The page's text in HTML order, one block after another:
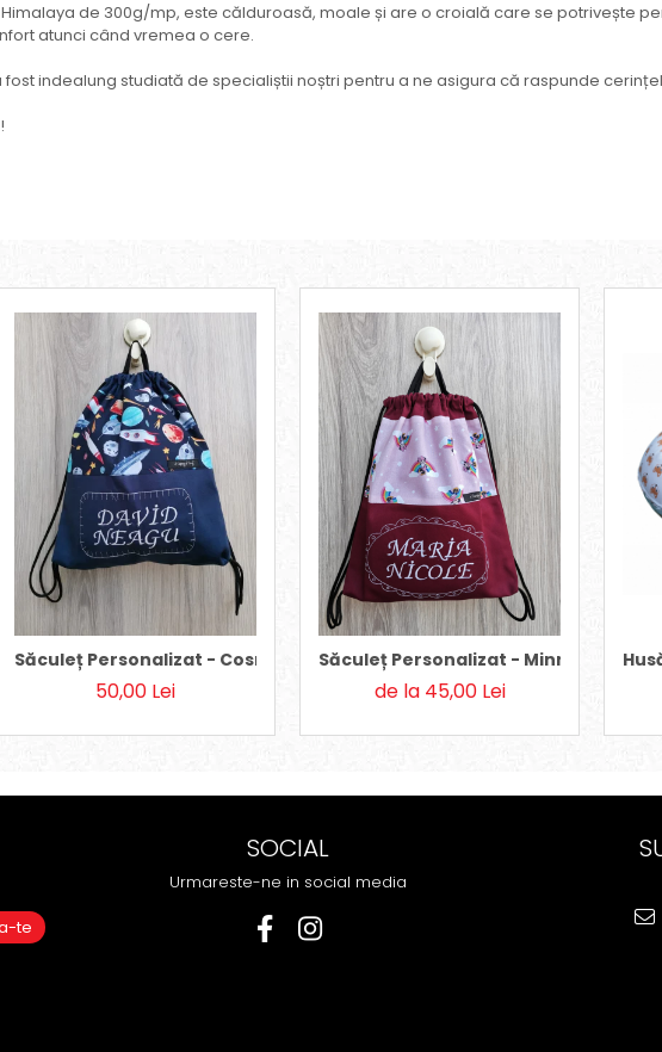
de 300g/mp, este călduroasă, moale și are o croială care se potrivește
atunci când vremea o cere.
indealung studiată de specialiștii noștri pentru a ne asigura că raspunde
Săculeț Personalizat - Cosmos
50,00 Lei
Săculeț Personalizat - Minnie
de la 45,00 Lei
SOCIAL
Urmareste-ne in social media